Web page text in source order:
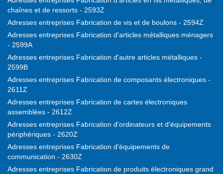
chaînes et de ressorts - 2593Z
Adresses entreprises Fabrication de vis et de boulons - 2594Z
Adresses entreprises Fabrication d'articles métalliques ménagers
- 2599A
Adresses entreprises Fabrication d'autre articles métalliques -
2599B
Adresses entreprises Fabrication de composants électroniques -
2611Z
Adresses entreprises Fabrication de cartes électroniques
assemblées - 2612Z
Adresses entreprises Fabrication d'ordinateurs et d'équipements
périphériques - 2620Z
Adresses entreprises Fabrication d'équipements de
communication - 2630Z
Adresses entreprises Fabrication de produits électroniques grand